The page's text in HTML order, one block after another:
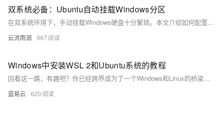
双系统必备：Ubuntu自动挂载Windows分区
在双系统环境下，手动挂载Windows硬盘十分繁琐。本文介绍如何配置Ubuntu开机自动挂载Windows硬盘，包括硬盘识别、挂载点创建、fstab配置及验证步骤，帮助您节省时间，实现高效操作。
云流雨洄 967
Windows中安装WSL 2和Ubuntu系统的教程
回看这一路，有趣吧？你已经跨界成为了一个Windows和Linux的桥梁。期待在代码的世界里，把一切玩得风生水起！
蓝易云 620